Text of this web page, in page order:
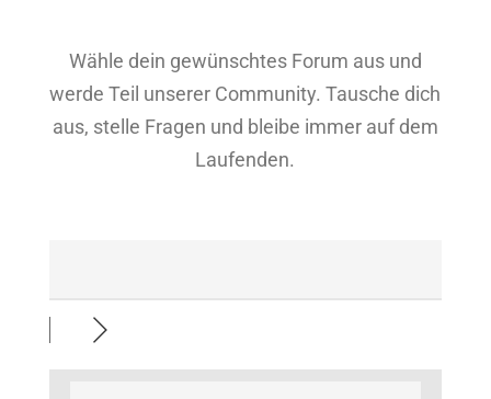
Wähle dein gewünschtes Forum aus und
werde Teil unserer Community. Tausche dich
aus, stelle Fragen und bleibe immer auf dem
Laufenden.